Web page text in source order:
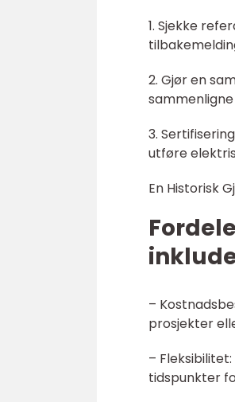
1. Sjekke
2. Gjør en
3.
utføre
En Historisk
–
prosjekter
–
tidspunkter